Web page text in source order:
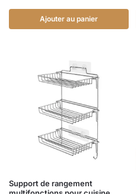
Ajouter au panier
Support de rangement